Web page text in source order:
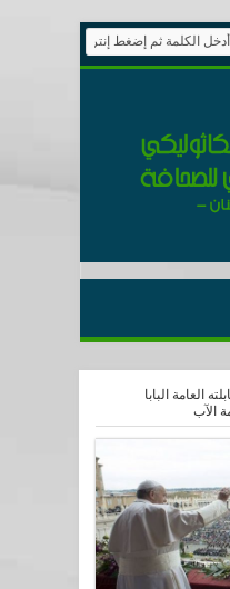
العامة البابا
الآب